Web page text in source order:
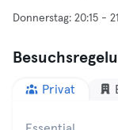
Privat